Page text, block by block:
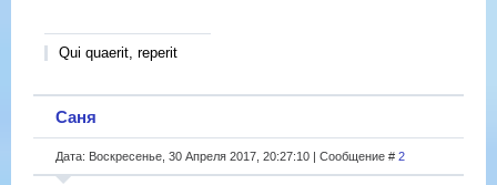
Qui quaerit, reperit
Саня
Дата: Воскресенье, 30 Апреля 2017, 20:27:10 | Сообщение # 2